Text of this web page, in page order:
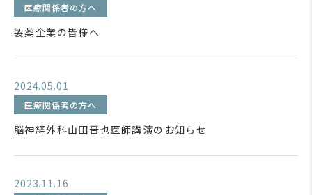
医療関係者の方へ
製薬企業の皆様へ
2024.05.01
医療関係者の方へ
脳神経外科山田晋也医師講演のお知らせ
2023.11.16